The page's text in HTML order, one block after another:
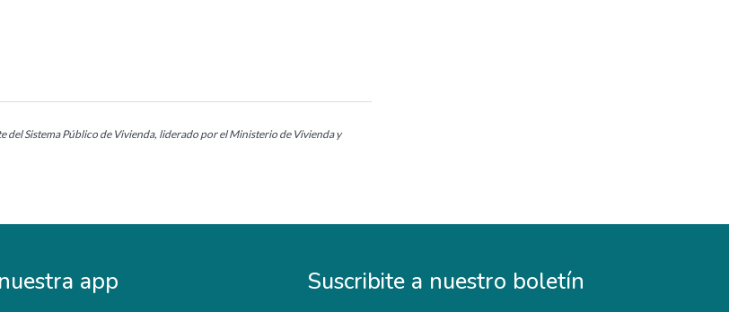
del Sistema Público de Vivienda, liderado por el Ministerio de Vivienda y
app Suscribite a nuestro boletín